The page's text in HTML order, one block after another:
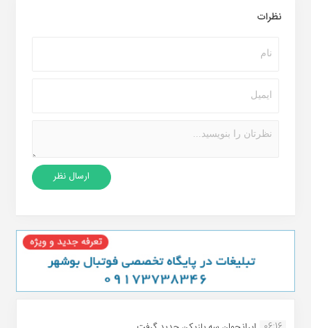
نظرات